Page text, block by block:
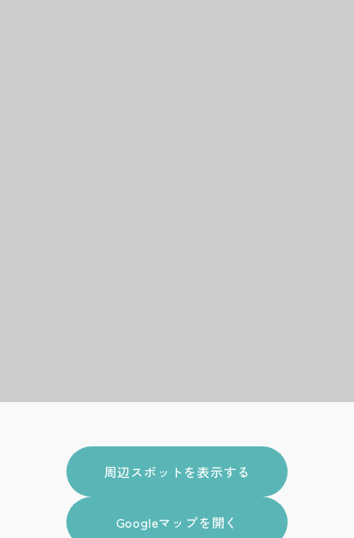
周辺スポットを表示する
Googleマップを開く